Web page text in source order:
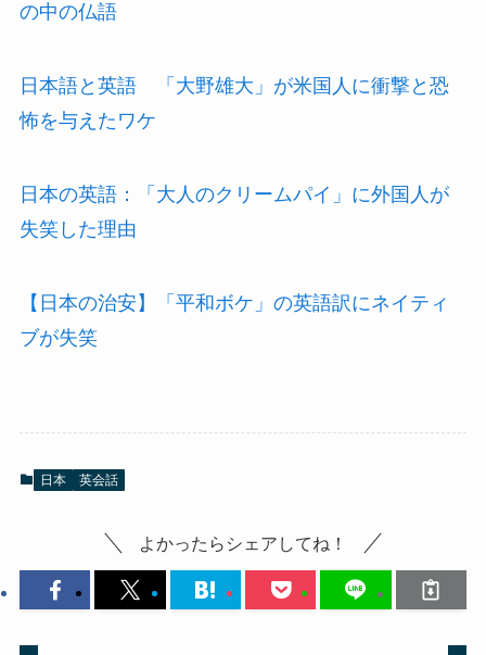
の中の仏語
日本語と英語 「大野雄大」が米国人に衝撃と恐
怖を与えたワケ
日本の英語：「大人のクリームパイ」に外国人が
失笑した理由
【日本の治安】「平和ボケ」の英語訳にネイティ
ブが失笑
日本 英会話
よかったらシェアしてね！